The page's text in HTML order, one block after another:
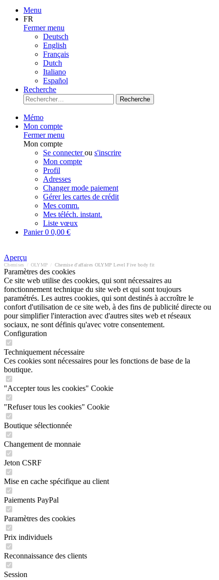
Menu
FR
Fermer menu
Deutsch
English
Français
Dutch
Italiano
Español
Recherche
Recherche
Mémo
Mon compte
Fermer menu
Mon compte
Se connecterou s'inscrire
Mon compte
Profil
Adresses
Changer mode paiement
Gérer les cartes de crédit
Mes comm.
Mes téléch. instant.
Liste vœux
Panier0 0,00 €
Aperçu
Chemises OLYMP Chemise d'affaires OLYMP Level Five body fit
Paramètres des cookies
Ce site web utilise des cookies, qui sont nécessaires au
fonctionnement technique du site web et qui sont toujours
paramétrés. Les autres cookies, qui sont destinés à accroître le
confort d'utilisation de ce site web, à des fins de publicité directe ou
pour simplifier l'interaction avec d'autres sites web et réseaux
sociaux, ne sont définis qu'avec votre consentement.
Configuration
Techniquement nécessaire
Ces cookies sont nécessaires pour les fonctions de base de la
boutique.
"Accepter tous les cookies" Cookie
"Refuser tous les cookies" Cookie
Boutique sélectionnée
Changement de monnaie
Jeton CSRF
Mise en cache spécifique au client
Paiements PayPal
Paramètres des cookies
Prix individuels
Reconnaissance des clients
Session